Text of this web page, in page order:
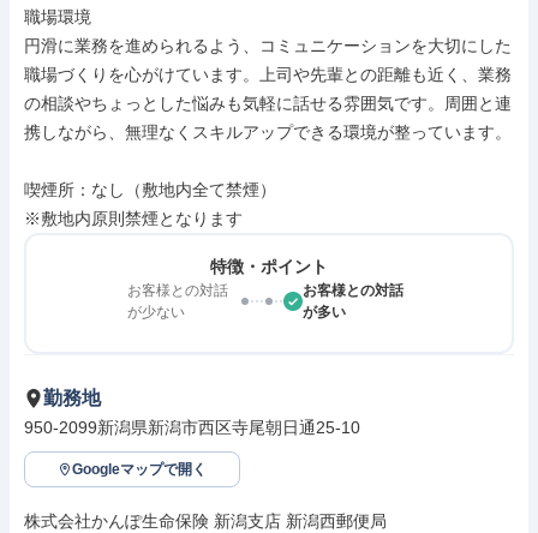
職場環境
円滑に業務を進められるよう、コミュニケーションを大切にした
職場づくりを心がけています。上司や先輩との距離も近く、業務
の相談やちょっとした悩みも気軽に話せる雰囲気です。周囲と連
携しながら、無理なくスキルアップできる環境が整っています。
喫煙所：なし（敷地内全て禁煙）
※敷地内原則禁煙となります
特徴・ポイント
お客様との対話
が少ない
お客様との対話
が多い
勤務地
950-2099新潟県新潟市西区寺尾朝日通25-10
Googleマップで開く
株式会社かんぽ生命保険 新潟支店 新潟西郵便局